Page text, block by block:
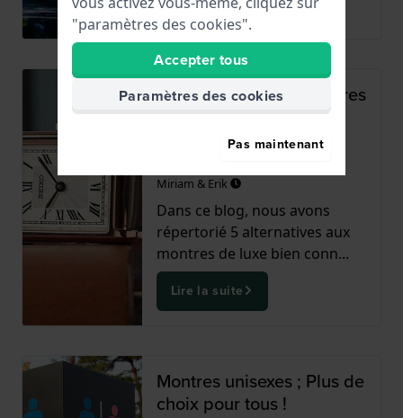
Lire la suite
5 alternatives aux montres
de luxe célèbres -
montre.com
Miriam & Erik
Dans ce blog, nous avons
répertorié 5 alternatives aux
montres de luxe bien conn...
Lire la suite
Montres unisexes ; Plus de
choix pour tous !
"paramètres des cookies".
Accepter tous
Paramètres des cookies
Pas maintenant